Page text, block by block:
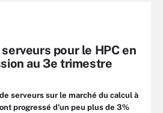
pour le HPC en
au 3e trimestre
serveurs sur le marché du calcul à
progressé d'un peu plus de 3%